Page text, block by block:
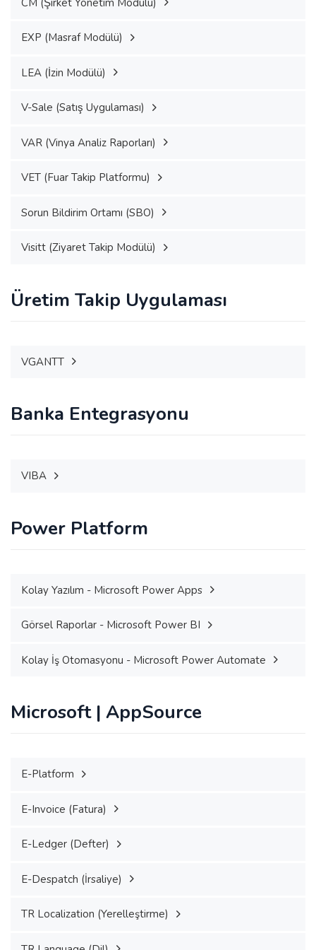
EXP (Masraf Modülü)
LEA (İzin Modülü)
V-Sale (Satış Uygulaması)
VAR (Vinya Analiz Raporları)
VET (Fuar Takip Platformu)
Sorun Bildirim Ortamı (SBO)
Visitt (Ziyaret Takip Modülü)
Üretim Takip Uygulaması
VGANTT
Banka Entegrasyonu
VIBA
Power Platform
Kolay Yazılım - Microsoft Power Apps
Görsel Raporlar - Microsoft Power BI
Kolay İş Otomasyonu - Microsoft Power Automate
Microsoft | AppSource
E-Platform
E-Invoice (Fatura)
E-Ledger (Defter)
E-Despatch (İrsaliye)
TR Localization (Yerelleştirme)